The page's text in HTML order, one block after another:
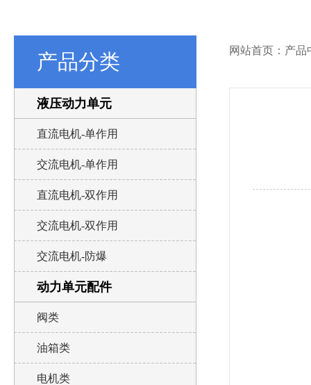
产品分类
液压动力单元
直流电机-单作用
交流电机-单作用
直流电机-双作用
交流电机-双作用
交流电机-防爆
动力单元配件
阀类
油箱类
电机类
网站首页：产品